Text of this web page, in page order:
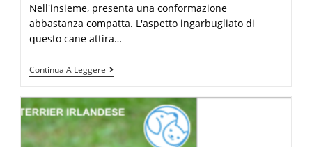
Nell'insieme, presenta una conformazione
abbastanza compatta. L'aspetto ingarbugliato di
questo cane attira…
Continua A Leggere